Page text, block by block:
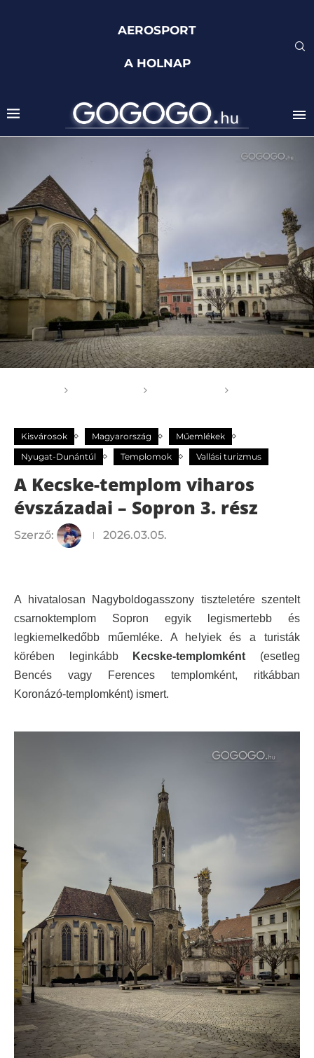
AEROSPORT
A HOLNAP
Kisvárosok Magyarország
Műemlékek
Nyugat-Dunántúl
Templomok Vallási turizmus
A Kecske-templom viharos
évszázadai – Sopron 3. rész
Szerző: 2026.03.05.
A hivatalosan Nagyboldogasszony tiszteletére szentelt
csarnoktemplom Sopron egyik legismertebb és
legkiemelkedőbb műemléke. A helyiek és a turisták
körében leginkább
Kecske-templomként (esetleg
Bencés vagy Ferences templomként, ritkábban
Koronázó-templomként) ismert.